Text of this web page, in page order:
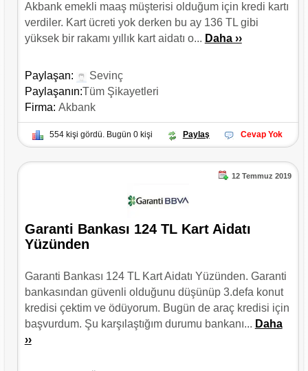
Akbank emekli maaş müşterisi olduğum için kredi kartı
verdiler. Kart ücreti yok derken bu ay 136 TL gibi
yüksek bir rakamı yıllık kart aidatı o... Daha ››
Paylaşan:
Sevinç
Paylaşanın:Tüm Şikayetleri
Firma: Akbank
554 kişi gördü. Bugün 0 kişi Paylaş Cevap Yok
12 Temmuz 2019
Garanti Bankası 124 TL Kart Aidatı
Yüzünden
Garanti Bankası 124 TL Kart Aidatı Yüzünden. Garanti
bankasından güvenli olduğunu düşünüp 3.defa konut
kredisi çektim ve ödüyorum. Bugün de araç kredisi için
başvurdum. Şu karşılaştığım durumu bankanı... Daha
››